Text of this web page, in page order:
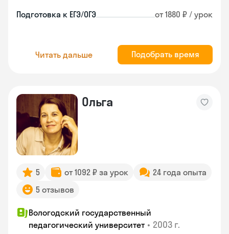
Подготовка к ЕГЭ/ОГЭ от 1880 ₽ / урок
Читать дальше Подобрать время
Ольга
5 от 1092 ₽ за урок
24 года опыта
5 отзывов
Вологодский государственный
педагогический университет • 2003 г.